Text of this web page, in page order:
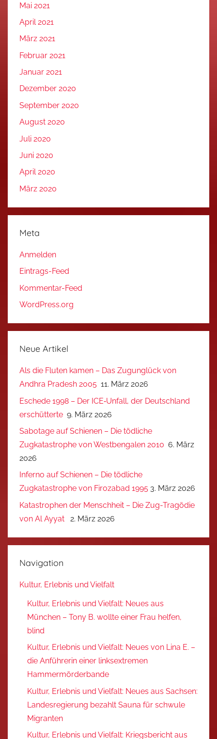
Mai 2021
April 2021
März 2021
Februar 2021
Januar 2021
Dezember 2020
September 2020
August 2020
Juli 2020
Juni 2020
April 2020
März 2020
Meta
Anmelden
Eintrags-Feed
Kommentar-Feed
WordPress.org
Neue Artikel
Als die Fluten kamen – Das Zugunglück von
Andhra Pradesh 2005 11. März 2026
Eschede 1998 – Der ICE‑Unfall, der Deutschland
erschütterte 9. März 2026
Sabotage auf Schienen – Die tödliche
Zugkatastrophe von Westbengalen 2010 6. März
2026
Inferno auf Schienen – Die tödliche
Zugkatastrophe von Firozabad 1995 3. März 2026
Katastrophen der Menschheit – Die Zug-Tragödie
von Al Ayyat
2. März 2026
Navigation
Kultur, Erlebnis und Vielfalt
Kultur, Erlebnis und Vielfalt: Neues aus
München – Tony B. wollte einer Frau helfen,
blind
Kultur, Erlebnis und Vielfalt: Neues von Lina E. –
die Anführerin einer linksextremen
Hammermörderbande
Kultur, Erlebnis und Vielfalt: Neues aus Sachsen:
Landesregierung bezahlt Sauna für schwule
Migranten
Kultur, Erlebnis und Vielfalt: Kriegsbericht aus